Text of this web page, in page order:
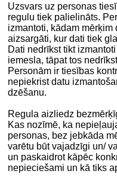
Uzsvars uz personas
regulu tiek palielināts.
izmantoti, kādam
aizsargāti, kur dati tiek
Dati nedrīkst tikt
iemesla, tāpat tos
Personām ir tiesības
nepiekrist datu
dzēšanu.
Regula aizliedz
Kas nozīmē, ka
personas, bez jebkāda
varētu būt vajadzīgi un/
un paskaidrot kāpēc
nepieciešami un kā tiks